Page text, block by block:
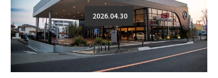
2026.04.30